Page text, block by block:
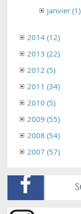
janvier (1)
2014 (12)
2013 (22)
2012 (5)
2011 (34)
2010 (5)
2009 (55)
2008 (54)
2007 (57)